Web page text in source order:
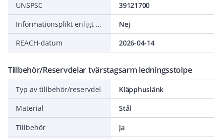
UNSPSC
39121700
Informationsplikt enligt REACH
Nej
REACH-datum
2026-04-14
Tillbehör/Reservdelar tvärstagsarm ledningsstolpe
Typ av tillbehör/reservdel
Kläpphuslänk
Material
Stål
Tillbehör
Ja